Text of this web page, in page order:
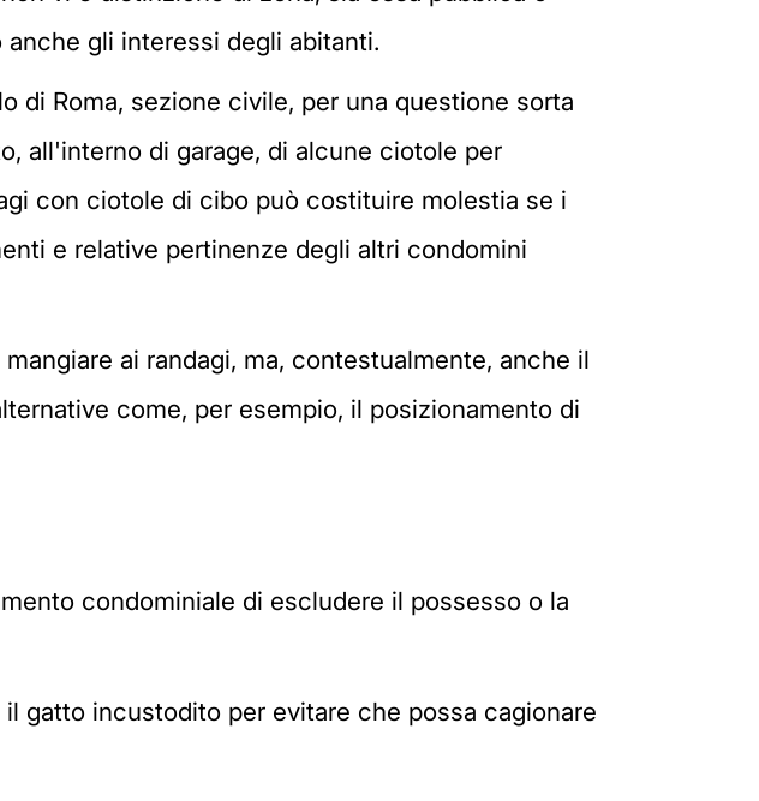
gli interessi degli abitanti.
di Roma, sezione civile, per una questione sorta
all'interno di garage, di alcune ciotole per
con ciotole di cibo può costituire molestia se i
e relative pertinenze degli altri condomini
ai randagi, ma, contestualmente, anche il
come, per esempio, il posizionamento di
condominiale di escludere il possesso o la
gatto incustodito per evitare che possa cagionare